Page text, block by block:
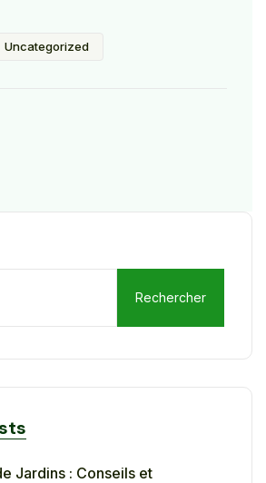
Uncategorized
Rechercher
Jardins : Conseils et